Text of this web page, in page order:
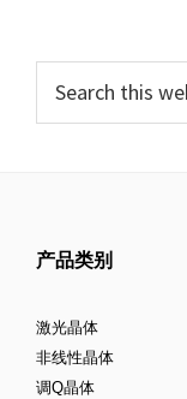
产品类别
激光晶体
非线性晶体
调Q晶体